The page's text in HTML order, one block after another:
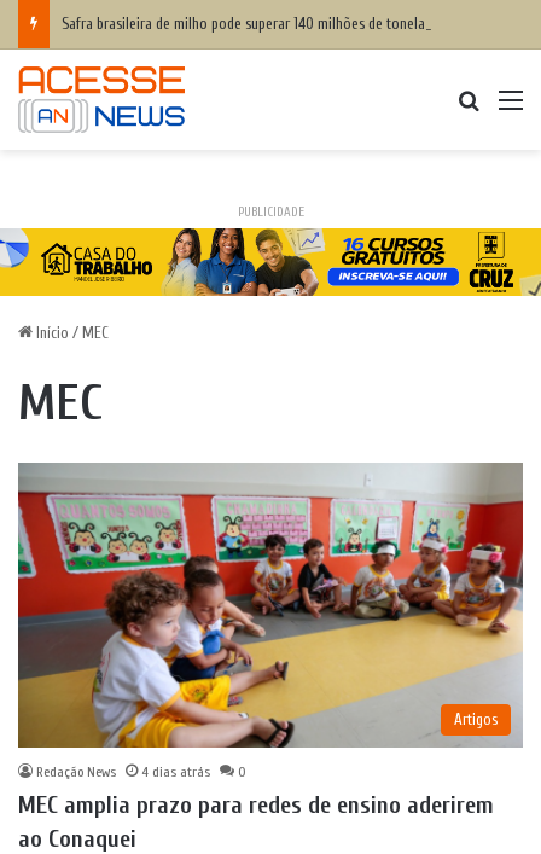
Safra brasileira de milho pode superar 140 milhões de toneladas
PUBLICIDADE
Início / MEC
MEC
Artigos
Redação News 4 dias atrás 0
MEC amplia prazo para redes de ensino aderirem
ao Conaquei